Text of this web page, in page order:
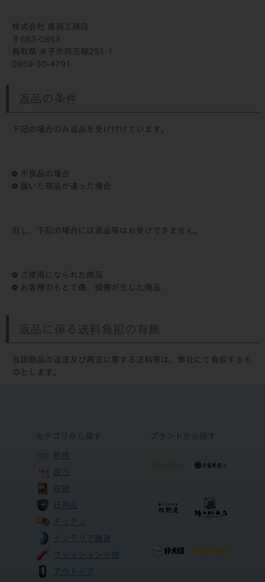
株式会社 奥洞工務店
683-0853
鳥取県 米子市両三柳251-1
0859-30-4791
返品の条件
下記の場合のみ返品を受け付けています。
不良品の場合
届いた商品が違った場合
但し、下記の場合には返品等はお受けできません。
ご使用になられた商品
お客様のもとで傷、損傷が生じた商品
返品に係る送料負担の有無
当該商品の返送及び再送に要する送料等は、弊社にて負担するも
のとします。
カテゴリから探す
新作
炭八
収納
日用品
キッチン
インテリア雑貨
ファッション小物
アウトドア
ブランドから探す